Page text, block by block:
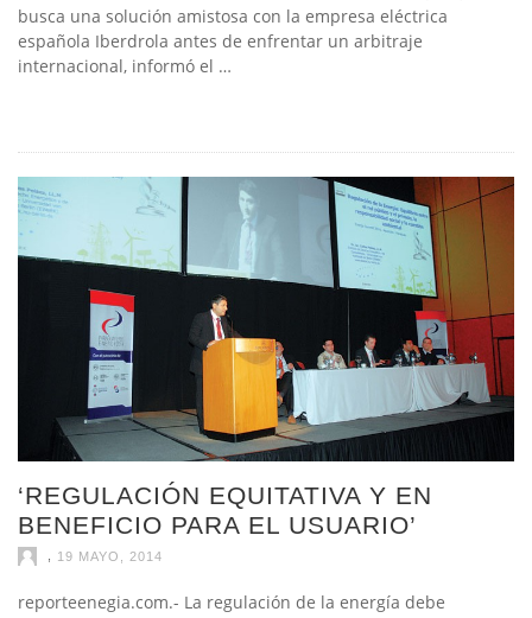
busca una solución amistosa con la empresa eléctrica
española Iberdrola antes de enfrentar un arbitraje
internacional, informó el …
‘REGULACIÓN EQUITATIVA Y EN
BENEFICIO PARA EL USUARIO’
19 MAYO, 2014
reporteenegia.com.- La regulación de la energía debe